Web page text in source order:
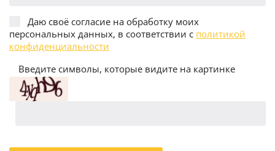
Даю своё согласие на обработку моих
персональных данных, в соответствии с политикой
конфиденциальности
Введите символы, которые видите на картинке